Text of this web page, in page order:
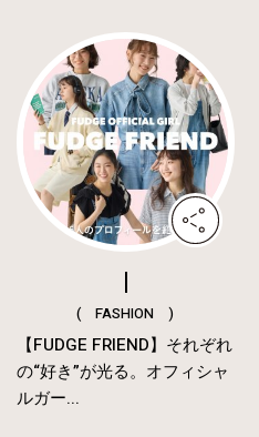
( FASHION )
【FUDGE FRIEND】それぞれ
の“好き”が光る。オフィシャ
ルガー...